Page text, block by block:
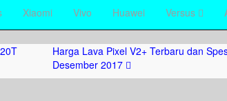
Xiaomi Vivo Huawei Versus
Harga Lava Pixel V2+ Terbaru dan
Desember 2017